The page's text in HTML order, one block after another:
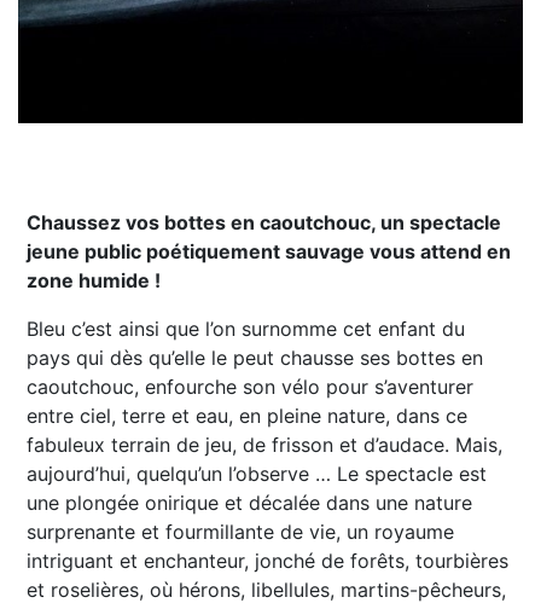
Chaussez vos bottes en caoutchouc, un spectacle
jeune public poétiquement sauvage vous attend en
zone humide !
Bleu c’est ainsi que l’on surnomme cet enfant du
pays qui dès qu’elle le peut chausse ses bottes en
caoutchouc, enfourche son vélo pour s’aventurer
entre ciel, terre et eau, en pleine nature, dans ce
fabuleux terrain de jeu, de frisson et d’audace. Mais,
aujourd’hui, quelqu’un l’observe … Le spectacle est
une plongée onirique et décalée dans une nature
surprenante et fourmillante de vie, un royaume
intriguant et enchanteur, jonché de forêts, tourbières
et roselières, où hérons, libellules, martins-pêcheurs,